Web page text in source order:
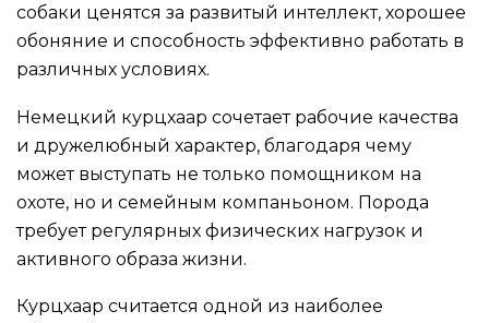
собаки ценятся за развитый интеллект, хорошее
обоняние и способность эффективно работать в
различных условиях.
Немецкий курцхаар сочетает рабочие качества
и дружелюбный характер, благодаря чему
может выступать не только помощником на
охоте, но и семейным компаньоном. Порода
требует регулярных физических нагрузок и
активного образа жизни.
Курцхаар считается одной из наиболее